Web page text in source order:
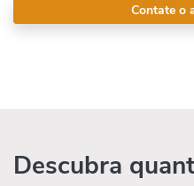
Contate o
Descubra